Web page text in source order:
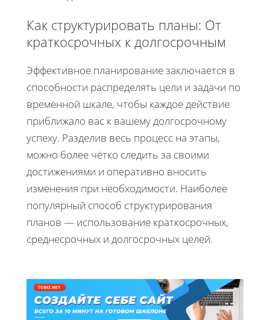
Как структурировать планы: От
краткосрочных к долгосрочным
Эффективное планирование заключается в
способности распределять цели и задачи по
временной шкале, чтобы каждое действие
приближало вас к вашему долгосрочному
успеху. Разделив весь процесс на этапы,
можно более чётко следить за своими
достижениями и оперативно вносить
изменения при необходимости. Наиболее
популярный способ структурирования
планов — использование краткосрочных,
среднесрочных и долгосрочных целей.